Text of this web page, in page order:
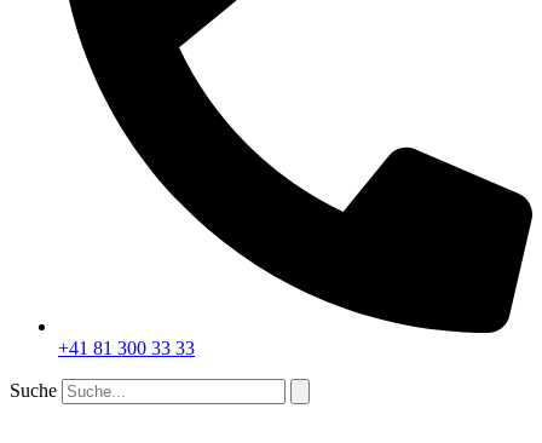
+41 81 300 33 33
Suche